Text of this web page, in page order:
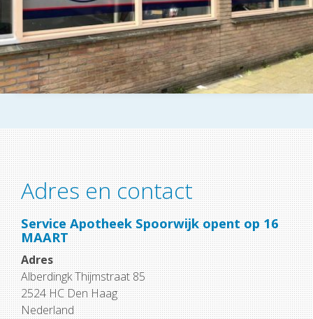
Adres en contact
Service Apotheek Spoorwijk opent op 16
MAART
Adres
Alberdingk Thijmstraat 85
2524 HC Den Haag
Nederland